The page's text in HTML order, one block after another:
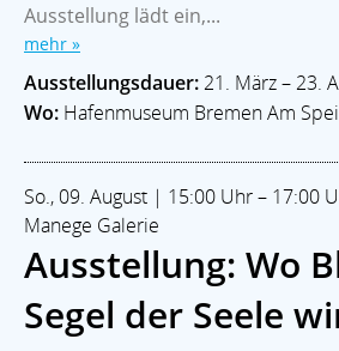
Ausstellung lädt ein,...
mehr »
Ausstellungsdauer:21. März – 23.
Wo: Hafenmuseum Bremen Am
So., 09. August | 15:00 Uhr – 17:00
Manege Galerie
Ausstellung: Wo
Segel der Seele